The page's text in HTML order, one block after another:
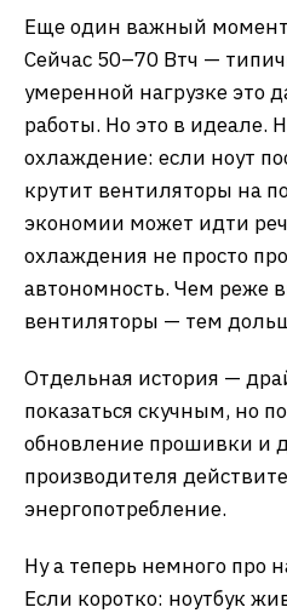
Еще один важный момент
Сейчас 50–70 Втч —
умеренной нагрузке это
работы. Но это в идеале.
охлаждение: если ноут
крутит вентиляторы на
экономии может идти
охлаждения не просто
автономность. Чем реже
вентиляторы — тем
Отдельная история —
показаться скучным, но
обновление прошивки и
производителя
энергопотребление.
Ну а теперь немного про
Если коротко: ноутбук